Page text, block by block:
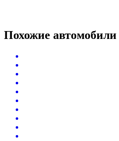
Похожие автомобили